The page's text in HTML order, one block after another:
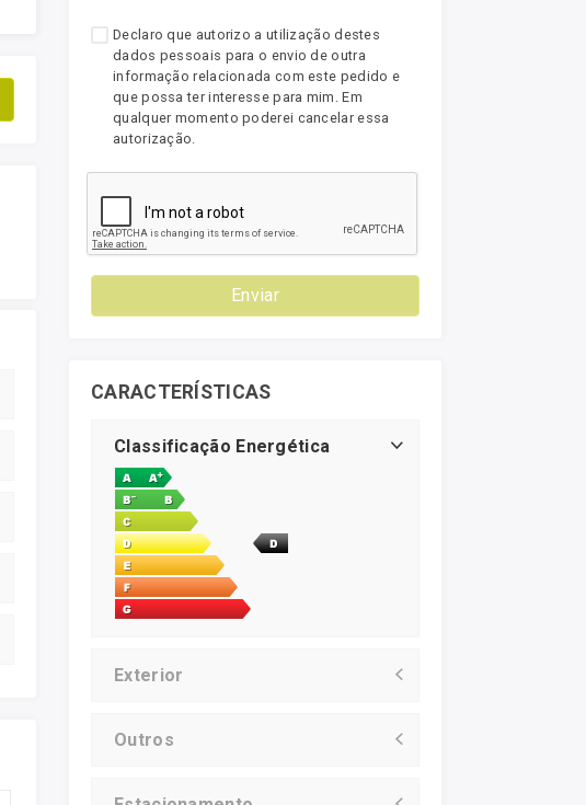
Declaro que autorizo a utilização destes
dados pessoais para o envio de outra
informação relacionada com este pedido e
que possa ter interesse para mim. Em
qualquer momento poderei cancelar essa
autorização.
Enviar
CARACTERÍSTICAS
Classificação Energética
Exterior
Outros